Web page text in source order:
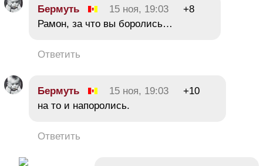
Бермуть 15 ноя, 19:03
+8
Рамон, за что вы боролись…
Ответить
Бермуть 15 ноя, 19:03
+10
на то и напоролись.
Ответить